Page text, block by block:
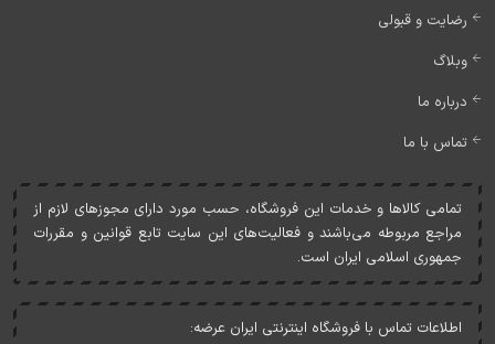
رضایت و قبولی
وبلاگ
درباره ما
تماس با ما
تمامی کالاها و خدمات اين فروشگاه، حسب مورد دارای مجوزهای لازم از
مراجع مربوطه می‌باشند و فعاليت‌های اين سايت تابع قوانين و مقررات
جمهوری اسلامی ايران است.
اطلاعات تماس با فروشگاه اینترنتی ایران عرضه: